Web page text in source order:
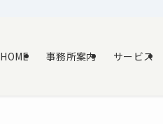
HOME 事務所案内 サービス